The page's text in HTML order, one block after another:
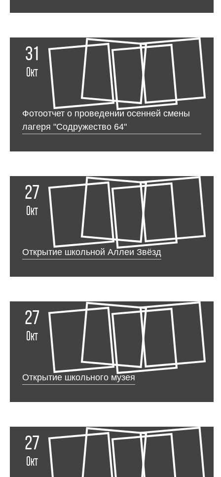
31
Окт
Фотоотчет о проведении осенней смены
лагеря "Содружество 64"
27
Окт
Открытие школьной Аллеи Звёзд
27
Окт
Открытие школьного музея
27
Окт